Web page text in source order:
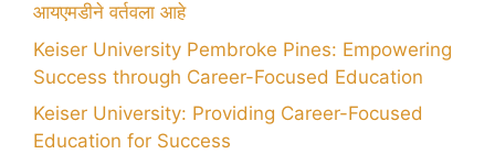
आयएमडीने वर्तवला आहे
Keiser University Pembroke Pines: Empowering
Success through Career-Focused Education
Keiser University: Providing Career-Focused
Education for Success